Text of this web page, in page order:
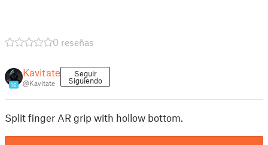
0 reseñas
16
Kavitate
@Kavitate
Seguir
Siguiendo
Split finger AR grip with hollow bottom.